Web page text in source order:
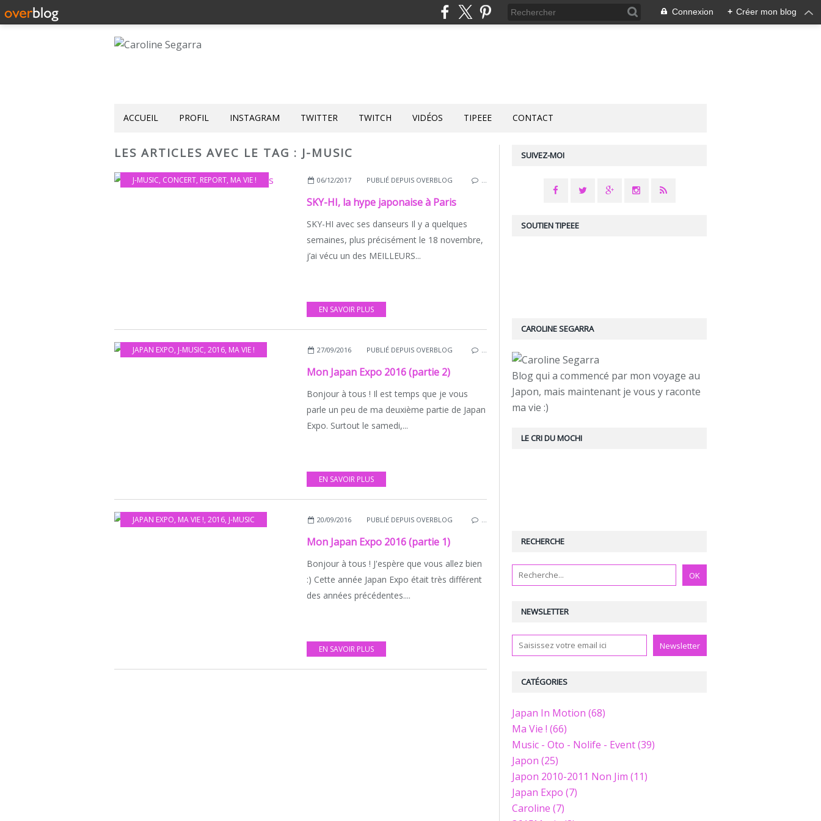
Connexion + Créer mon blog
ACCUEIL PROFIL INSTAGRAM TWITTER TWITCH VIDÉOS TIPEEE CONTACT
LES ARTICLES AVEC LE TAG : J-MUSIC
J-MUSIC, CONCERT, REPORT, MA VIE ! 06/12/2017 PUBLIÉ DEPUIS OVERBLOG
SKY-HI, la hype japonaise à Paris
SKY-HI avec ses danseurs Il y a quelques
semaines, plus précisément le 18 novembre,
j’ai vécu un des MEILLEURS...
EN SAVOIR PLUS
JAPAN EXPO, J-MUSIC, 2016, MA VIE ! 27/09/2016 PUBLIÉ DEPUIS OVERBLOG
Mon Japan Expo 2016 (partie 2)
Bonjour à tous ! Il est temps que je vous
parle un peu de ma deuxième partie de Japan
Expo. Surtout le samedi,...
EN SAVOIR PLUS
JAPAN EXPO, MA VIE !, 2016, J-MUSIC 20/09/2016 PUBLIÉ DEPUIS OVERBLOG
Mon Japan Expo 2016 (partie 1)
Bonjour à tous ! J'espère que vous allez bien
:) Cette année Japan Expo était très différent
des années précédentes....
EN SAVOIR PLUS
NEWSLETTER
SUIVEZ-MOI
RECHERCHE
CAROLINE SEGARRA
Blog qui a commencé par mon voyage au
Japon, mais maintenant je vous y raconte
ma vie :)
CATÉGORIES
Japan In Motion (68)
Ma Vie ! (66)
Music - Oto - Nolife - Event (39)
Japon (25)
Japon 2010-2011 Non Jim (11)
Japan Expo (7)
Caroline (7)
LE CRI DU MOCHI
SOUTIEN TIPEEE